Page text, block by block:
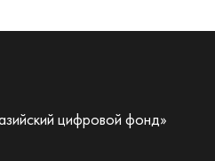
цифровой фонд»